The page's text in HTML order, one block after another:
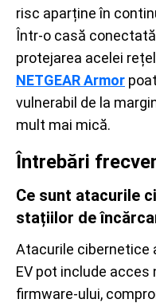
risc aparține în
Într-o casă
protejarea acelei
NETGEAR Armor
vulnerabil de la
mult mai mică.
Întrebări
Ce sunt atacurile
stațiilor de
Atacurile cibernetice
EV pot include
firmware-ului,